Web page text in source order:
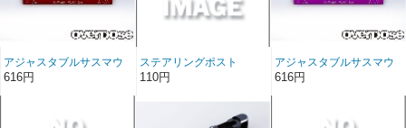
アジャスタブルサスマウ
ントベース+0.5°/ レッド
616円
ステアリングポスト
(2pcs)/ブラック※XEX
110円
アジャスタブルサスマウ
ントベース+0.5°/ パープ
616円